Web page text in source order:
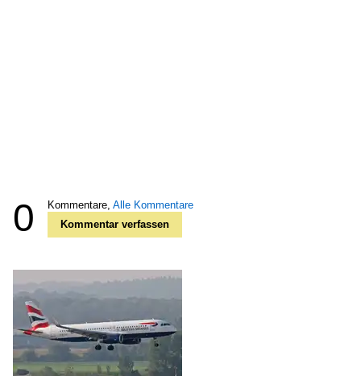
0 Kommentare, Alle Kommentare
Kommentar verfassen